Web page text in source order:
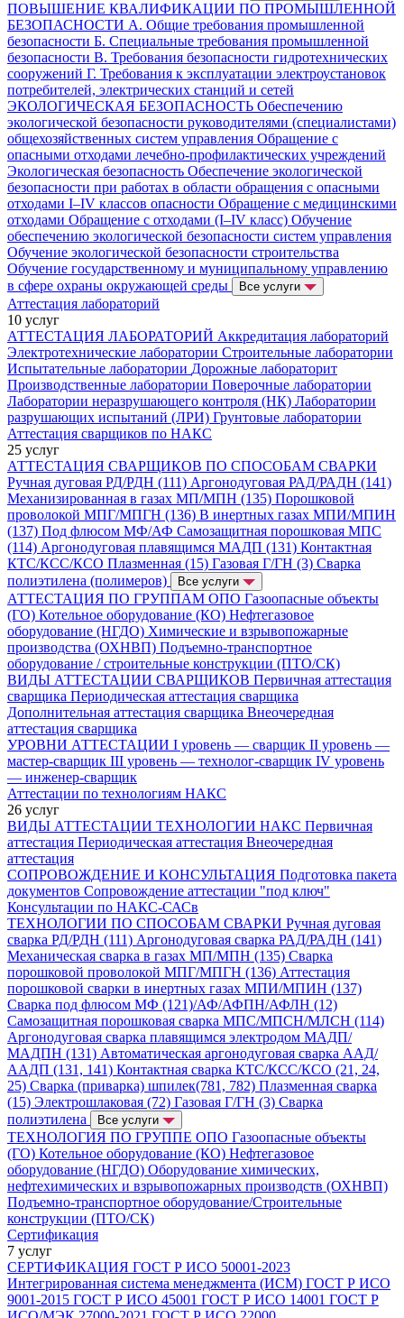
ПОВЫШЕНИЕ КВАЛИФИКАЦИИ ПО ПРОМЫШЛЕННОЙ
БЕЗОПАСНОСТИ А. Общие требования промышленной
безопасности Б. Специальные требования промышленной
безопасности В. Требования безопасности гидротехнических
сооружений Г. Требования к эксплуатации электроустановок
потребителей, электрических станций и сетей
ЭКОЛОГИЧЕСКАЯ БЕЗОПАСНОСТЬ Обеспечению
экологической безопасности руководителями (специалистами)
общехозяйственных систем управления Обращение с
опасными отходами лечебно-профилактических учреждений
Экологическая безопасность Обеспечение экологической
безопасности при работах в области обращения с опасными
отходами I–IV классов опасности Обращение с медицинскими
отходами Обращение с отходами (I–IV класс) Обучение
обеспечению экологической безопасности систем управления
Обучение экологической безопасности строительства
Обучение государственному и муниципальному управлению
в сфере охраны окружающей среды
Все услуги
Аттестация лабораторий
10 услуг
АТТЕСТАЦИЯ ЛАБОРАТОРИЙ Аккредитация лабораторий
Электротехнические лаборатории Строительные лаборатории
Испытательные лаборатории Дорожные лабораторит
Производственные лаборатории Поверочные лаборатории
Лаборатории неразрушающего контроля (НК) Лаборатории
разрушающих испытаний (ЛРИ) Грунтовые лаборатории
Аттестация сварщиков по НАКС
25 услуг
АТТЕСТАЦИЯ СВАРЩИКОВ ПО СПОСОБАМ СВАРКИ
Ручная дуговая РД/РДН (111) Аргонодуговая РАД/РАДН (141)
Механизированная в газах МП/МПН (135) Порошковой
проволокой МПГ/МПГН (136) В инертных газах МПИ/МПИН
(137) Под флюсом МФ/АФ Самозащитная порошковая МПС
(114) Аргонодуговая плавящимся МАДП (131) Контактная
КТС/КСС/КСО Плазменная (15) Газовая Г/ГН (3) Сварка
полиэтилена (полимеров)
Все услуги
АТТЕСТАЦИЯ ПО ГРУППАМ ОПО Газоопасные объекты
(ГО) Котельное оборудование (КО) Нефтегазовое
оборудование (НГДО) Химические и взрывопожарные
производства (ОХНВП) Подъемно-транспортное
оборудование / строительные конструкции (ПТО/СК)
ВИДЫ АТТЕСТАЦИИ СВАРЩИКОВ Первичная аттестация
сварщика Периодическая аттестация сварщика
Дополнительная аттестация сварщика Внеочередная
аттестация сварщика
УРОВНИ АТТЕСТАЦИИ I уровень — сварщик II уровень —
мастер-сварщик III уровень — технолог-сварщик IV уровень
— инженер-сварщик
Аттестации по технологиям НАКС
26 услуг
ВИДЫ АТТЕСТАЦИИ ТЕХНОЛОГИИ НАКС Первичная
аттестация Периодическая аттестация Внеочередная
аттестация
СОПРОВОЖДЕНИЕ И КОНСУЛЬТАЦИЯ Подготовка пакета
документов Сопровождение аттестации "под ключ"
Консультации по НАКС-САСв
ТЕХНОЛОГИИ ПО СПОСОБАМ СВАРКИ Ручная дуговая
сварка РД/РДН (111) Аргонодуговая сварка РАД/РАДН (141)
Механическая сварка в газах МП/МПН (135) Сварка
порошковой проволокой МПГ/МПГН (136) Аттестация
порошковой сварки в инертных газах МПИ/МПИН (137)
Сварка под флюсом МФ (121)/АФ/АФПН/АФЛН (12)
Самозащитная порошковая сварка МПС/МПСН/МЛСН (114)
Аргонодуговая сварка плавящимся электродом МАДП/
МАДПН (131) Автоматическая аргонодуговая сварка ААД/
ААДП (131, 141) Контактная сварка КТС/КСС/КСО (21, 24,
25) Сварка (приварка) шпилек(781, 782) Плазменная сварка
(15) Электрошлаковая (72) Газовая Г/ГН (3) Сварка
полиэтилена
Все услуги
ТЕХНОЛОГИЯ ПО ГРУППЕ ОПО Газоопасные объекты
(ГО) Котельное оборудование (КО) Нефтегазовое
оборудование (НГДО) Оборудование химических,
нефтехимических и взрывопожарных производств (ОХНВП)
Подъемно-транспортное оборудование/Строительные
конструкции (ПТО/СК)
Сертификация
7 услуг
СЕРТИФИКАЦИЯ ГОСТ Р ИСО 50001-2023
Интегрированная система менеджмента (ИСМ) ГОСТ Р ИСО
9001-2015 ГОСТ Р ИСО 45001 ГОСТ Р ИСО 14001 ГОСТ Р